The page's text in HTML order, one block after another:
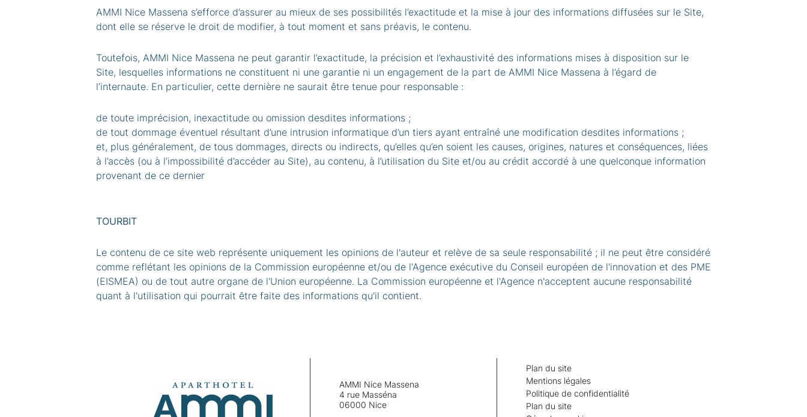
AMMI Nice Massena s’efforce d’assurer au mieux de ses possibilités l’exactitude et la mise à jour des informations diffusées sur le Site,
dont elle se réserve le droit de modifier, à tout moment et sans préavis, le contenu.
Toutefois, AMMI Nice Massena ne peut garantir l’exactitude, la précision et l’exhaustivité des informations mises à disposition sur le
Site, lesquelles informations ne constituent ni une garantie ni un engagement de la part de AMMI Nice Massena à l’égard de
l’internaute. En particulier, cette dernière ne saurait être tenue pour responsable :
de toute imprécision, inexactitude ou omission desdites informations ;
de tout dommage éventuel résultant d’une intrusion informatique d’un tiers ayant entraîné une modification desdites informations ;
et, plus généralement, de tous dommages, directs ou indirects, qu’elles qu’en soient les causes, origines, natures et conséquences, liées
à l’accès (ou à l’impossibilité d’accéder au Site), au contenu, à l’utilisation du Site et/ou au crédit accordé à une quelconque information
provenant de ce dernier
TOURBIT
Le contenu de ce site web représente uniquement les opinions de l'auteur et relève de sa seule responsabilité ; il ne peut être considéré
comme reflétant les opinions de la Commission européenne et/ou de l'Agence exécutive du Conseil européen de l'innovation et des PME
(EISMEA) ou de tout autre organe de l'Union européenne. La Commission européenne et l'Agence n'acceptent aucune responsabilité
quant à l'utilisation qui pourrait être faite des informations qu'il contient.
AMMI Nice Massena
4 rue Masséna
06000 Nice
Plan du site
Mentions légales
Politique de confidentialité
Plan du site